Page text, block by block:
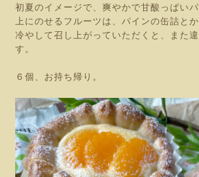
初夏のイメージで、爽やかで甘酸っぱい
上にのせるフルーツは、パインの缶詰と
冷やして召し上がっていただくと、また
す。
６個、お持ち帰り。